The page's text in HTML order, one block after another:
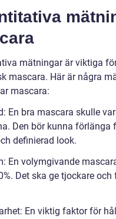
mätningar är viktiga
mascara. Här är några
mascara:
En bra mascara skulle
Den bör kunna förlänga
definierad look.
En volymgivande
Det ska ge tjockare
En viktig faktor för